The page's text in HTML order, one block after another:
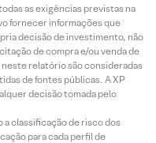
as exigências previstas na
fornecer informações que
decisão de investimento, não
de compra e/ou venda de
relatório são consideradas
de fontes públicas. A XP
decisão tomada pelo
classificação de risco dos
para cada perfil de